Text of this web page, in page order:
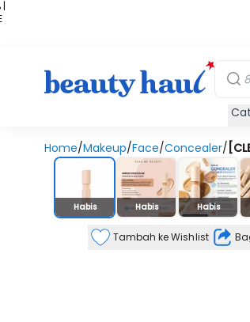
|
Home/Makeup/Face/Concealer/
Stok Habis
Habis Habis Habis
Tambah ke Wishlist